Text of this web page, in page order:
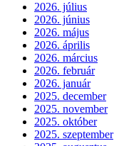
2026. július
2026. június
2026. május
2026. április
2026. március
2026. február
2026. január
2025. december
2025. november
2025. október
2025. szeptember